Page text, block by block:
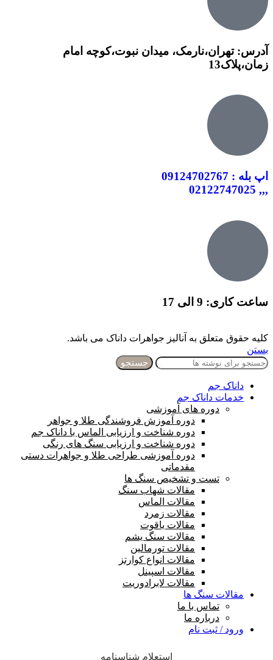
آدرس: تهران،نارمک، میدان نبوت،کوچه امام
زمان،پلاک13
اپ بله : 09124702767
,,, 02122747025
ساعت کاری: 9 الی 17
کلیه حقوق متعلق به آنالیز جواهرات داناک می باشد.
بستن
جستجو
داناک جم
خدمات داناک جم
دوره های آموزشی
دوره آموزش فروشندگی طلا و جواهر
دوره شناخت و ارزیابی الماس با داناک جم
دوره شناخت و ارزیابی سنگ های رنگی
دوره آموزشی طراحی طلا و جواهرات دستی
مقدماتی
تست و تشخیص سنگ ها
مقالات شهاب سنگ
مقالات الماس
مقالات زمرد
مقالات یاقوت
مقالات سنگ یشم
مقالات تورمالین
مقالات انواع کوارتز
مقالات اسپینل
مقالات لابرادوریت
مقالات سنگ ها
تماس با ما
درباره ما
ورود / ثبت نام
استعلام شناسنامه